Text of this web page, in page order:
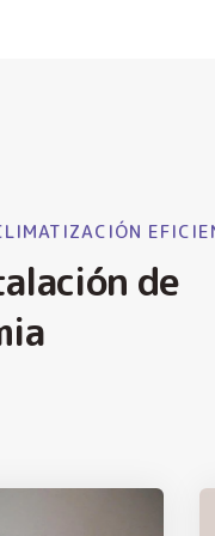
de